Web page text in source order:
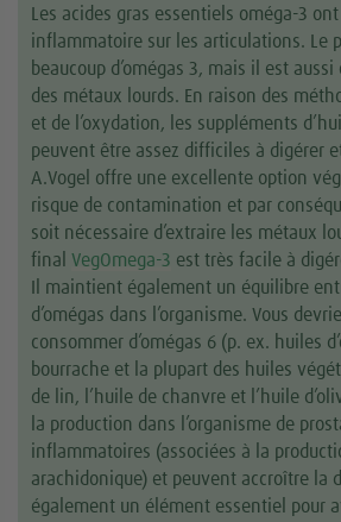
Les acides gras essentiels oméga-3
inflammatoire sur les articulations. Le
beaucoup d’omégas 3, mais il est
des métaux lourds. En raison des
et de l’oxydation, les suppléments
peuvent être assez difficiles à digérer
A.Vogel offre une excellente option
risque de contamination et par
soit nécessaire d’extraire les métaux
finalVegOmega-3 est très facile à
Il maintient également un équilibre
d’omégas dans l’organisme. Vous
consommer d’omégas 6 (p. ex. huiles
bourrache et la plupart des huiles
de lin, l’huile de chanvre et l’huile
la production dans l’organisme de
inflammatoires (associées à la
arachidonique) et peuvent accroître la
également un élément essentiel pour